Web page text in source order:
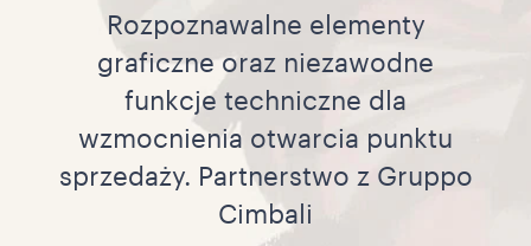
Rozpoznawalne elementy
graficzne oraz niezawodne
funkcje techniczne dla
wzmocnienia otwarcia punktu
sprzedaży. Partnerstwo z Gruppo
Cimbali